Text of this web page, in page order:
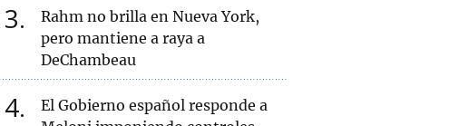
3
Rahm no brilla en Nueva York,
pero mantiene a raya a
DeChambeau
4
El Gobierno español responde a